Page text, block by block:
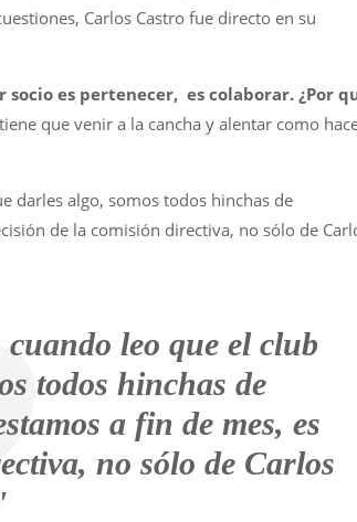
Carlos Castro fue directo en su
socio es pertenecer, es colaborar. ¿Por
que venir a la cancha y alentar como
darles algo, somos todos hinchas de
de la comisión directiva, no sólo de
leo que el club
todos hinchas de
a fin de mes, es
no sólo de Carlos